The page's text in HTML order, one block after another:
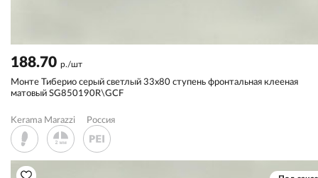
188.70 р./шт
Монте Тиберио серый светлый 33x80 ступень фронтальная клееная
матовый SG850190R\GCF
Kerama Marazzi Россия